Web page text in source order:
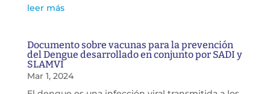
leer más
Documento sobre vacunas para la prevención
del Dengue desarrollado en conjunto por SADI y
SLAMVI
Mar 1, 2024